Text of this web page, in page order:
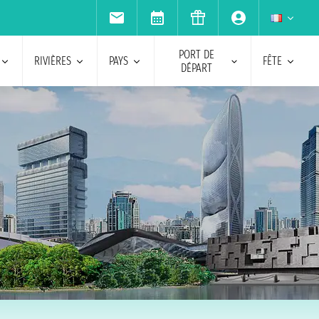
RIVIÈRES PAYS
PORT DE
DÉPART
FÊTE